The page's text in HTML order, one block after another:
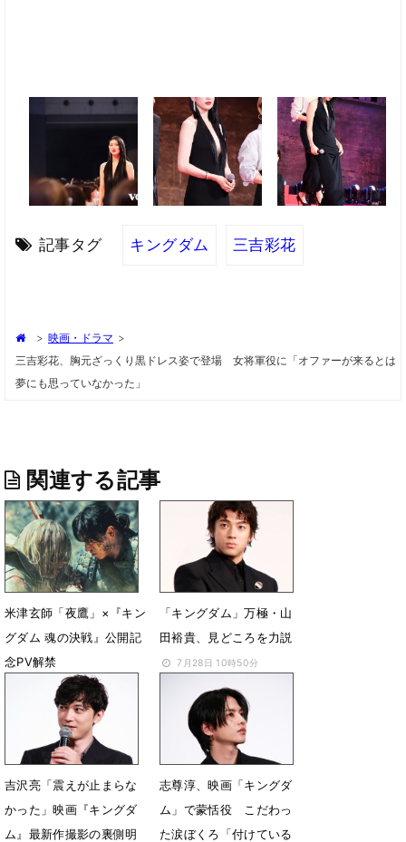
記事タグ キングダム 三吉彩花
> 映画・ドラマ >
三吉彩花、胸元ざっくり黒ドレス姿で登場 女将軍役に「オファーが来るとは
夢にも思っていなかった」
関連する記事
米津玄師「夜鷹」×『キン
グダム 魂の決戦』公開記
念PV解禁
7月31日 22時31分
「キングダム」万極・山
田裕貴、見どころを力説
7月28日 10時50分
吉沢亮「震えが止まらな
かった」映画『キングダ
ム』最新作撮影の裏側明
志尊淳、映画「キングダ
ム」で蒙恬役 こだわっ
た涙ぼくろ「付けている